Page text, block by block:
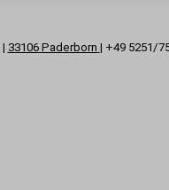
| 33106 Paderborn | +49 5251/